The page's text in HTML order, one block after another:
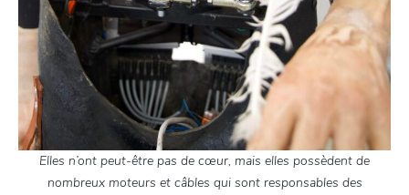
Elles n’ont peut-être pas de cœur, mais elles possèdent de
nombreux moteurs et câbles qui sont responsables des